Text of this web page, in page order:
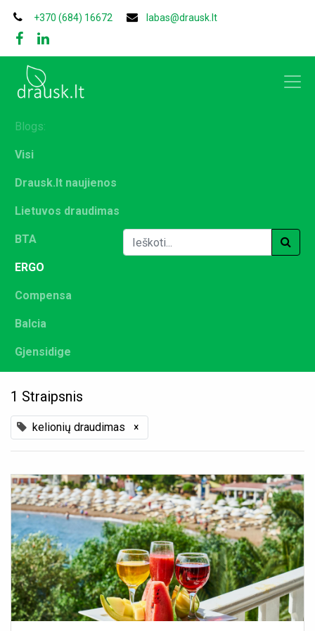
+370 (684) 16672 labas@drausk.lt
Blogs:
Visi
Drausk.lt naujienos
Lietuvos draudimas
BTA
ERGO
Compensa
Balcia
Gjensidige
1 Straipsnis
kelionių draudimas ×